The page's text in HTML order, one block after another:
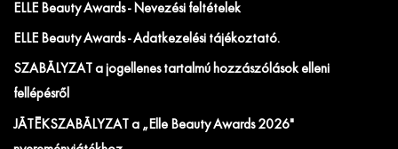
ELLE Beauty Awards - Nevezési feltételek
ELLE Beauty Awards - Adatkezelési tájékoztató.
SZABÁLYZAT a jogellenes tartalmú hozzászólások elleni
fellépésről
JÁTÉKSZABÁLYZAT a „Elle Beauty Awards 2026"